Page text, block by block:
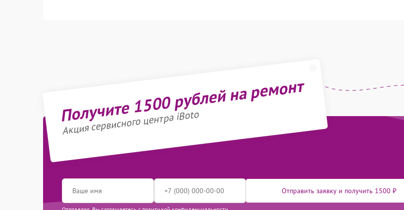
Получите 1500 рублей на ремонт
Акция сервисного центра iBoto
Отправить заявку и получить 1500 ₽